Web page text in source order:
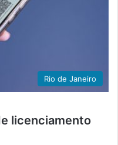
Rio de Janeiro
licenciamento